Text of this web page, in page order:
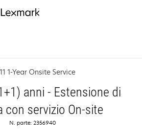
1-Year Onsite Service
anni - Estensione di
con servizio On-site
N. parte: 2356940